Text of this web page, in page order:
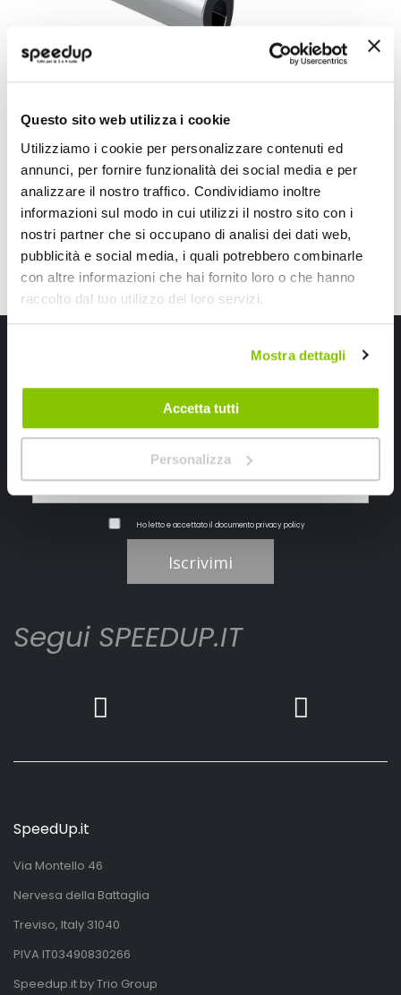
Questo sito web utilizza i cookie
Utilizziamo i cookie per personalizzare contenuti ed
annunci, per fornire funzionalità dei social media e per
analizzare il nostro traffico. Condividiamo inoltre
informazioni sul modo in cui utilizzi il nostro sito con i
nostri partner che si occupano di analisi dei dati web,
pubblicità e social media, i quali potrebbero combinarle
con altre informazioni che hai fornito loro o che hanno
raccolto dal tuo utilizzo dei loro servizi.
Mostra dettagli
Accetta tutti
Personalizza
Protezioni porta Scroll XXL - BBROS
BBROS
38,60 €
CONSEGNA IN 48H
Iscriviti alla newsletter Speedup
Ho letto e accettato il documentoprivacy policy
Iscrivimi
Segui SPEEDUP.IT
SpeedUp.it
Via Montello 46
Nervesa della Battaglia
Treviso, Italy 31040
PIVA IT03490830266
Speedup.it by Trio Group